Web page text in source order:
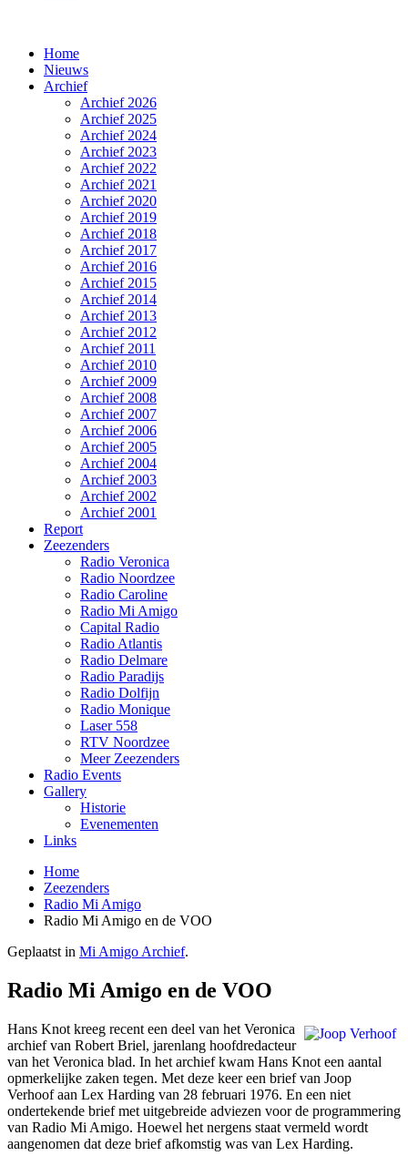
Home
Nieuws
Archief
Archief 2026
Archief 2025
Archief 2024
Archief 2023
Archief 2022
Archief 2021
Archief 2020
Archief 2019
Archief 2018
Archief 2017
Archief 2016
Archief 2015
Archief 2014
Archief 2013
Archief 2012
Archief 2011
Archief 2010
Archief 2009
Archief 2008
Archief 2007
Archief 2006
Archief 2005
Archief 2004
Archief 2003
Archief 2002
Archief 2001
Report
Zeezenders
Radio Veronica
Radio Noordzee
Radio Caroline
Radio Mi Amigo
Capital Radio
Radio Atlantis
Radio Delmare
Radio Paradijs
Radio Dolfijn
Radio Monique
Laser 558
RTV Noordzee
Meer Zeezenders
Radio Events
Gallery
Historie
Evenementen
Links
Home
Zeezenders
Radio Mi Amigo
Radio Mi Amigo en de VOO
Geplaatst in Mi Amigo Archief.
Radio Mi Amigo en de VOO
Hans Knot kreeg recent een deel van het Veronica
archief van Robert Briel, jarenlang hoofdredacteur
van het Veronica blad. In het archief kwam Hans Knot een aantal
opmerkelijke zaken tegen. Met deze keer een brief van Joop
Verhoof aan Lex Harding van 28 februari 1976. En een niet
ondertekende brief met uitgebreide adviezen voor de programmering
van Radio Mi Amigo. Hoewel het nergens staat vermeld wordt
aangenomen dat deze brief afkomstig was van Lex Harding.